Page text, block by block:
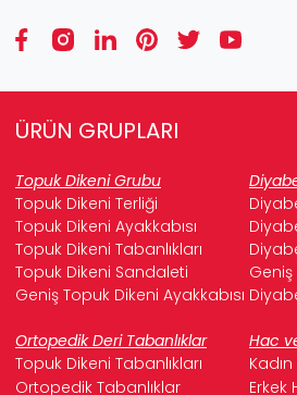
ÜRÜN GRUPLARI
Topuk Dikeni Grubu
Topuk Dikeni Terliği
Topuk Dikeni Ayakkabısı
Topuk Dikeni Tabanlıkları
Topuk Dikeni Sandaleti
Geniş
Geniş Topuk Dikeni Ayakkabısı
Ortopedik Deri Tabanlıklar
Hac
Topuk Dikeni Tabanlıkları
Ortopedik Tabanlıklar
Erkek